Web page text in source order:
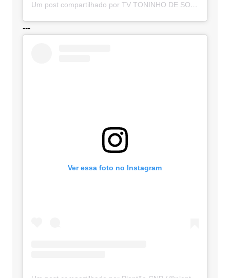
Um post compartilhado por TV TONINHO DE SOUZA (@toninhodesouzamt)
---
Ver essa foto no Instagram